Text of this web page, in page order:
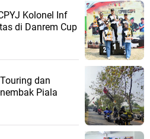
Kolonel Inf
di Danrem Cup
dan
Piala